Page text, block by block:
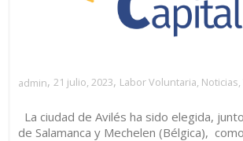
admin, 21 julio, 2023, Labor Voluntaria, Noticias,
La ciudad de Avilés ha sido elegida,
de Salamanca y Mechelen (Bélgica),